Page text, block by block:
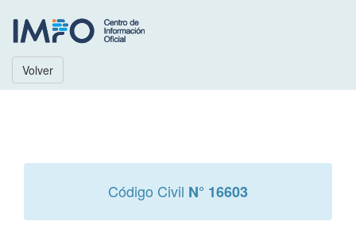
Volver
Código Civil N° 16603